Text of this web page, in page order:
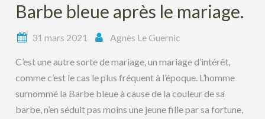
Barbe bleue après le mariage.
31 mars 2021 Agnès Le Guernic
C’est une autre sorte de mariage, un mariage d’intérêt,
comme c’est le cas le plus fréquent à l’époque. L’homme
surnommé la Barbe bleue à cause de la couleur de sa
barbe, n’en séduit pas moins une jeune fille par sa fortune,